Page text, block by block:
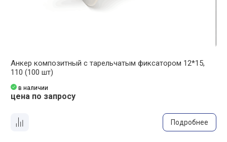
Анкер композитный с тарельчатым фиксатором 12*15,
110 (100 шт)
в наличии
цена по запросу
Подробнее